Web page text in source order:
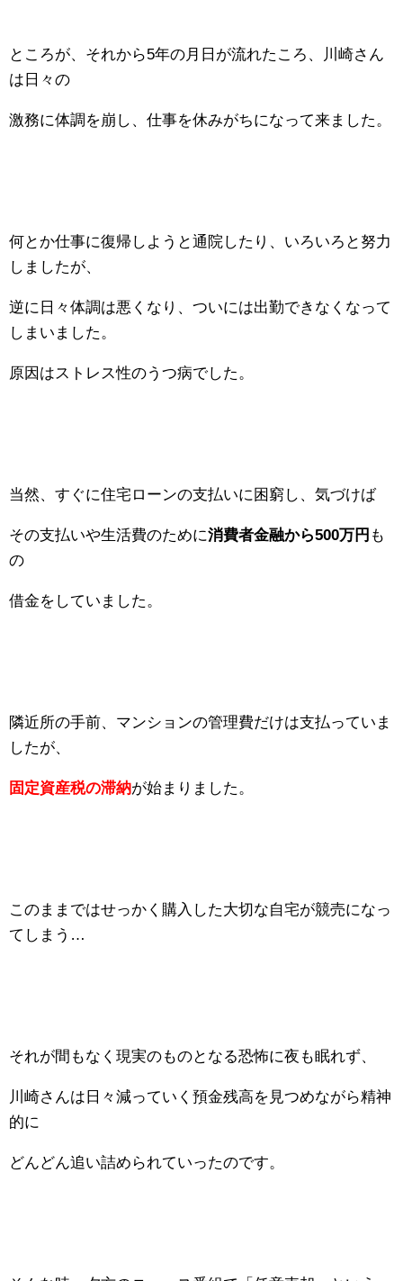
ところが、それから5年の月日が流れたころ、川崎さん
は日々の
激務に体調を崩し、仕事を休みがちになって来ました。
何とか仕事に復帰しようと通院したり、いろいろと努力
しましたが、
逆に日々体調は悪くなり、ついには出勤できなくなって
しまいました。
原因はストレス性のうつ病でした。
当然、すぐに住宅ローンの支払いに困窮し、気づけば
その支払いや生活費のために消費者金融から500万円 も
の
借金をしていました。
隣近所の手前、マンションの管理費だけは支払っていま
したが、
固定資産税の滞納が始まりました。
このままではせっかく購入した大切な自宅が競売になっ
てしまう…
それが間もなく現実のものとなる恐怖に夜も眠れず、
川崎さんは日々減っていく預金残高を見つめながら精神
的に
どんどん追い詰められていったのです。